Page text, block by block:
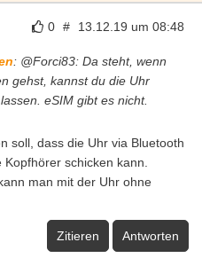
0 # 13.12.19 um 08:48
: @Forci83: Da steht, wenn
gehst, kannst du die Uhr
eSIM gibt es nicht.
soll, dass die Uhr via Bluetooth
Kopfhörer schicken kann.
man mit der Uhr ohne
Zitieren Antworten